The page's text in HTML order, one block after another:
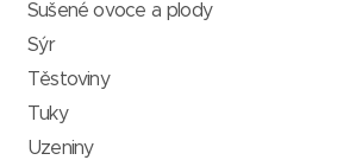
Sušené ovoce a plody
Sýr
Těstoviny
Tuky
Uzeniny